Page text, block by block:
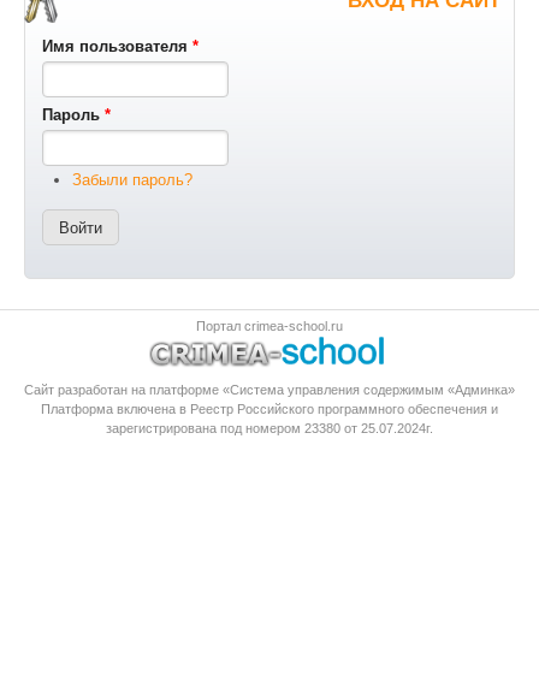
Имя пользователя *
Пароль *
Забыли пароль?
Портал crimea-school.ru
Сайт разработан на платформе «Система управления содержимым «Админка»
Платформа включена в Реестр Российского программного обеспечения и
зарегистрирована под номером 23380 от 25.07.2024г.